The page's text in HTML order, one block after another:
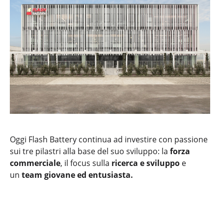
Oggi Flash Battery continua ad investire con passione
sui tre pilastri alla base del suo sviluppo: la forza
commerciale, il focus sulla ricerca e sviluppo e
un team giovane ed entusiasta.